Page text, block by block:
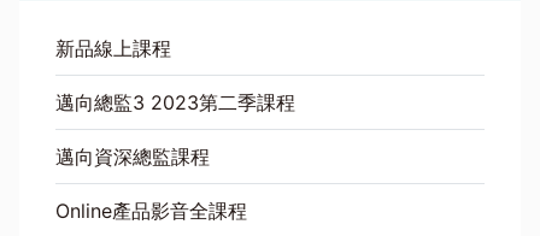
新品線上課程
邁向總監3 2023第二季課程
邁向資深總監課程
Online產品影音全課程